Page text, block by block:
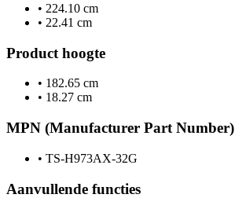
• 224.10 cm
• 22.41 cm
Product hoogte
• 182.65 cm
• 18.27 cm
MPN (Manufacturer Part Number)
• TS-H973AX-32G
Aanvullende functies